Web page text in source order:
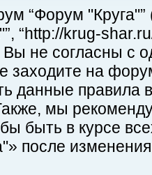
“Форум
“http://krug-
не согласны с
заходите на
данные правила
мы
быть в курсе
после